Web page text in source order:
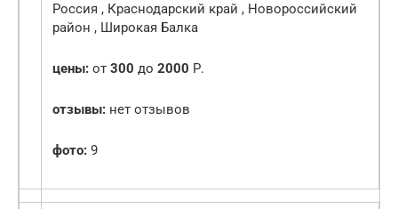
Россия , Краснодарский край , Новороссийский
район , Широкая Балка
цены: от 300 до 2000 Р.
отзывы: нет отзывов
фото: 9